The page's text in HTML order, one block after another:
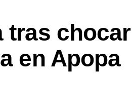
tras
en Apopa